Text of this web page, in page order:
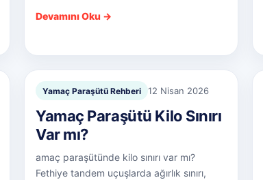
Devamını Oku →
Yamaç Paraşütü Rehberi 12 Nisan 2026
Yamaç Paraşütü Kilo Sınırı
Var mı?
amaç paraşütünde kilo sınırı var mı?
Fethiye tandem uçuşlarda ağırlık sınırı,